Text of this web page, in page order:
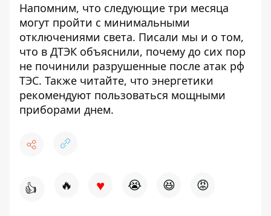
Напомним, что следующие три месяца
могут пройти с минимальными
отключениями света. Писали мы и о том,
что в ДТЭК объяснили, почему до сих пор
не починили разрушенные после атак рф
ТЭС. Также читайте, что энергетики
рекомендуют пользоваться мощными
приборами днем.
👍 🔥 ♥ 😭 😆 😡